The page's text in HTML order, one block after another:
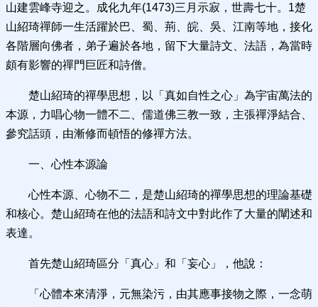
山建雲峰寺迎之。成化九年(1473)三月示寂，世壽七十。1楚
山紹琦禪師一生活躍於巴、蜀、荊、皖、吳、江南等地，接化
各階層向佛者，弟子遍於各地，留下大量詩文、法語，為當時
頗有影響的禪門巨匠和詩僧。
楚山紹琦的禪學思想，以「真如自性之心」為宇宙萬法的
本源，力唱心物一體不二、儒道佛三教一致，主張禪淨結合、
參究話頭，由漸修而頓悟的修禪方法。
一、心性本源論
心性本源、心物不二，是楚山紹琦的禪學思想的理論基礎
和核心。楚山紹琦在他的法語和詩文中對此作了大量的闡述和
表達。
首先楚山紹琦區分「真心」和「妄心」，他說：
「心體本來清淨，元無染污，由其應事接物之際，一念萌